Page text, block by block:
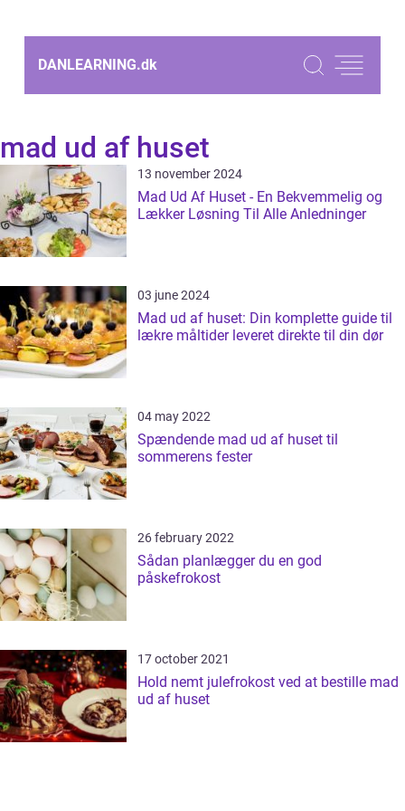
DANLEARNING.dk
mad ud af huset
13 november 2024
Mad Ud Af Huset - En Bekvemmelig og
Lækker Løsning Til Alle Anledninger
03 june 2024
Mad ud af huset: Din komplette guide til
lækre måltider leveret direkte til din dør
04 may 2022
Spændende mad ud af huset til
sommerens fester
26 february 2022
Sådan planlægger du en god
påskefrokost
17 october 2021
Hold nemt julefrokost ved at bestille mad
ud af huset